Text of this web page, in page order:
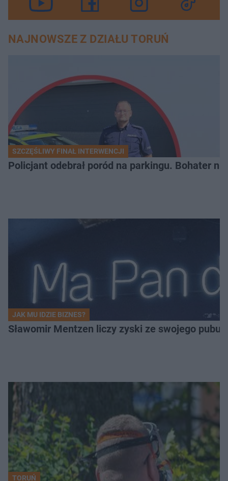
NAJNOWSZE Z DZIAŁU TORUŃ
SZCZĘŚLIWY FINAŁ INTERWENCJI
Policjant odebrał poród na parkingu. Bohater
JAK MU IDZIE BIZNES?
Sławomir Mentzen liczy zyski ze swojego
TORUŃ